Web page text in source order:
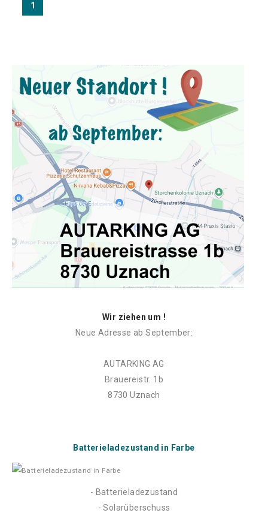
Wir ziehen um !
Neue Adresse ab September:
AUTARKING AG
Brauereistr. 1b
8730 Uznach
Batterieladezustand in Farbe
- Batterieladezustand
- Solarüberschuss
1